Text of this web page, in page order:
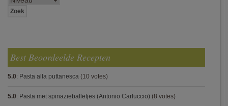
Best Beoordeelde Recepten
5.0: Pasta alla puttanesca (10 votes)
5.0: Pasta met spinazieballetjes (Antonio Carluccio) (8 votes)